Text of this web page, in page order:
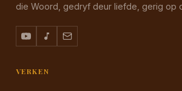
die Woord, gedryf deur liefde, gerig op
VERKEN